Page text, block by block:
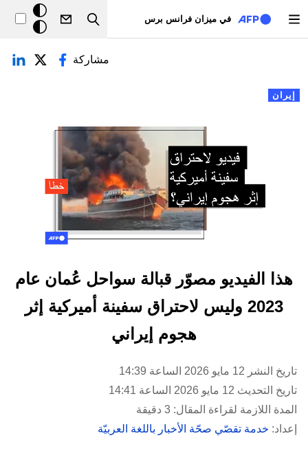
في ميزان فرانس برس
Search
خلفيّة
داكنة
التبويبات الأساسية
إيران
مشاركة
هذا الفيديو مصوّر قبالة سواحل عُمان عام
2023 وليس لاحتراق سفينة أميركية إثر
هجوم إيراني
تاريخ النشر 12 مايو 2026 الساعة 14:39
تاريخ التحديث 12 مايو 2026 الساعة 14:41
المدة اللازمة لقراءة المقال: 3 دقيقة
إعداد: خدمة تقصّي صحّة الأخبار باللغة العربيّة